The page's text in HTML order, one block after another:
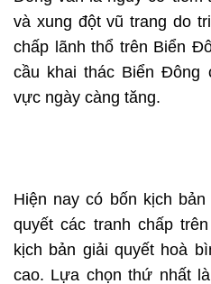
và xung đột vũ trang do
chấp lãnh thổ trên Biển
cầu khai thác Biển Đông
vực ngày càng tăng.
Hiện nay có bốn kịch
quyết các tranh chấp
kịch bản giải quyết hoà
cao. Lựa chọn thứ nhất